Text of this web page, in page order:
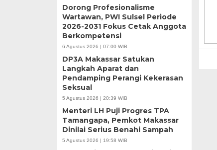
Dorong Profesionalisme
Wartawan, PWI Sulsel Periode
2026-2031 Fokus Cetak Anggota
Berkompetensi
6 Agustus 2026 | 07:00 WIB
DP3A Makassar Satukan
Langkah Aparat dan
Pendamping Perangi Kekerasan
Seksual
5 Agustus 2026 | 20:39 WIB
Menteri LH Puji Progres TPA
Tamangapa, Pemkot Makassar
Dinilai Serius Benahi Sampah
5 Agustus 2026 | 19:58 WIB